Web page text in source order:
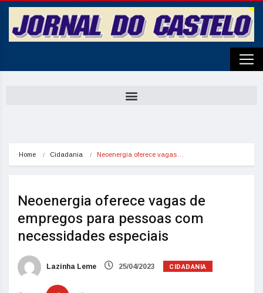
Home Cidadania Neoenergia oferece vagas…
Neoenergia oferece vagas de
empregos para pessoas com
necessidades especiais
Lazinha Leme 25/04/2023 CIDADANIA